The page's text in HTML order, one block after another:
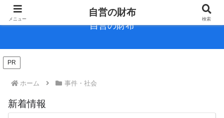
自営の財布
PR
ホーム 事件・社会
新着情報
メニュー
自営の財布
検索